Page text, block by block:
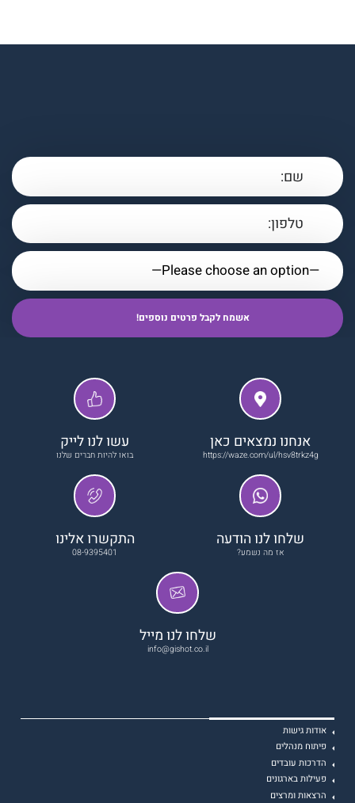
אנחנו נמצאים כאן
https://waze.com/ul/hsv8trkz4g
עשו לנו לייק
בואו להיות חברים שלנו
שלחו לנו הודעה
אז מה נשמע?
התקשרו אלינו
08-9395401
שלחו לנו מייל
info@gishot.co.il
אודות גישות
פיתוח מנהלים
הדרכות עובדים
פעילות בארגונים
הרצאות ומרצים